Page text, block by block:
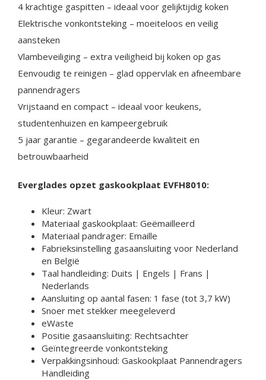
4 krachtige gaspitten – ideaal voor gelijktijdig koken
Elektrische vonkontsteking – moeiteloos en veilig
aansteken
Vlambeveiliging – extra veiligheid bij koken op gas
Eenvoudig te reinigen – glad oppervlak en afneembare
pannendragers
Vrijstaand en compact – ideaal voor keukens,
studentenhuizen en kampeergebruik
5 jaar garantie – gegarandeerde kwaliteit en
betrouwbaarheid
Everglades opzet gaskookplaat EVFH8010:
Kleur: Zwart
Materiaal gaskookplaat: Geëmailleerd
Materiaal pandrager: Emaille
Fabrieksinstelling gasaansluiting voor Nederland
en België
Taal handleiding: Duits | Engels | Frans |
Nederlands
Aansluiting op aantal fasen: 1 fase (tot 3,7 kW)
Snoer met stekker meegeleverd
eWaste
Positie gasaansluiting: Rechtsachter
Geïntegreerde vonkontsteking
Verpakkingsinhoud: Gaskookplaat Pannendragers
Handleiding